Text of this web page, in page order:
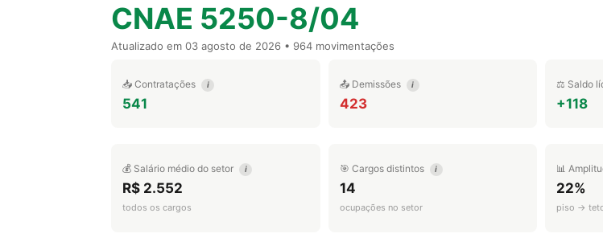
CNAE 5250-8/04
Atualizado em 03 agosto de 2026 • 964 movimentações
📥 Contratações i
541
📤 Demissões i
423
⚖️ Saldo
+118
💰 Salário médio do setor i
R$ 2.552
todos os cargos
🎯 Cargos distintos i
14
ocupações no setor
📊
22%
piso →